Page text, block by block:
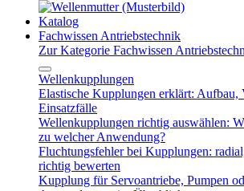
Katalog
Fachwissen Antriebstechnik
Zur Kategorie Fachwissen
Wellenkupplungen
Elastische Kupplungen erklärt: Aufbau,
Einsatzfälle
Wellenkupplungen richtig auswählen:
zu welcher Anwendung?
Fluchtungsfehler bei Kupplungen:
richtig bewerten
Kupplung für Servoantriebe, Pumpen